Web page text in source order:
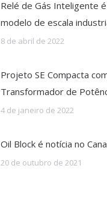
Relé de Gás Inteligente
modelo de escala
8 de abril de 2022
Projeto SE Compacta
Transformador de
4 de janeiro de 2022
Oil Block é notícia no
20 de outubro de 2021